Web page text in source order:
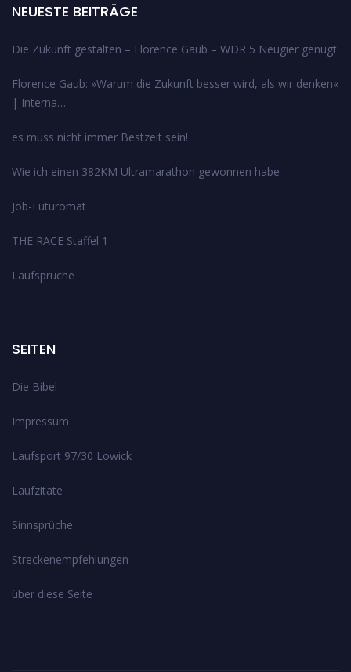
NEUESTE BEITRÄGE
Die Zukunft gestalten – Florence Gaub – WDR 5 Neugier genügt
Florence Gaub: »Warum die Zukunft besser wird, als wir denken«
| Interna…
es muss nicht immer Bestzeit sein!
Wie ich einen 382KM Ultramarathon gewonnen habe
Job-Futuromat
THE RACE Staffel 1
Laufsprüche
SEITEN
Die Bibel
Impressum
Laufsport 97/30 Lowick
Laufzitate
Sinnsprüche
Streckenempfehlungen
über diese Seite